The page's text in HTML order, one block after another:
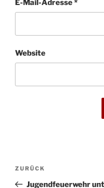
E-Mail-Adresse*
Website
Beitragsnavigation
Vorheriger
Beitrag
ZURÜCK
Jugendfeuerwehr